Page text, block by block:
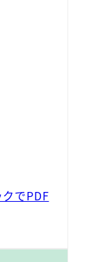
でPDF